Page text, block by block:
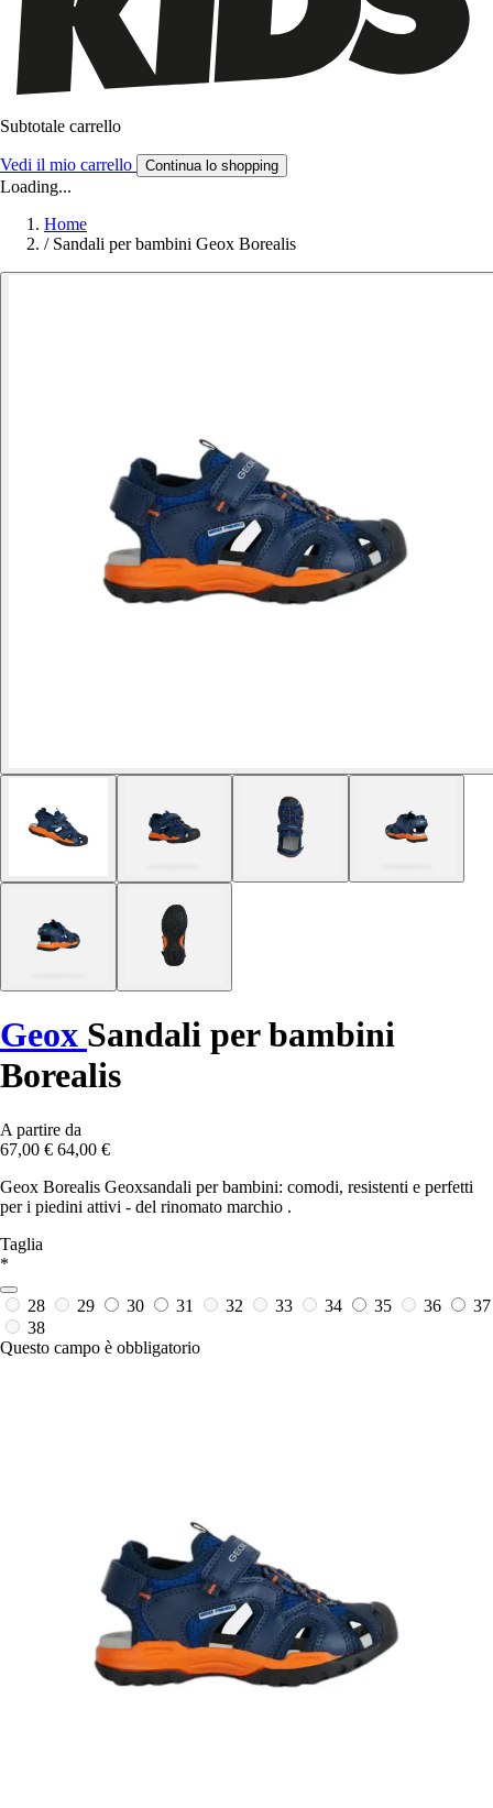
Subtotale carrello
Vedi il mio carrello Continua lo shopping
Loading...
Home
/ Sandali per bambini Geox Borealis
Geox Sandali per bambini
Borealis
A partire da
67,00 € 64,00 €
Geox Borealis Geoxsandali per bambini: comodi, resistenti e perfetti
per i piedini attivi - del rinomato marchio .
Taglia
*
28 29 30 31 32 33 34 35 36
37
38
Questo campo è obbligatorio